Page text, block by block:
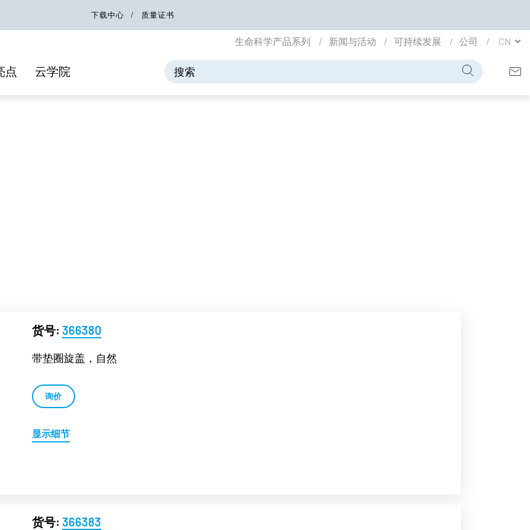
下载中心 质量证书
点 云学院
生命科学产品系列 新闻与活动 可持续发展 公司 CN
货号: 366380
带垫圈旋盖，自然
询价
显示细节
货号: 366383